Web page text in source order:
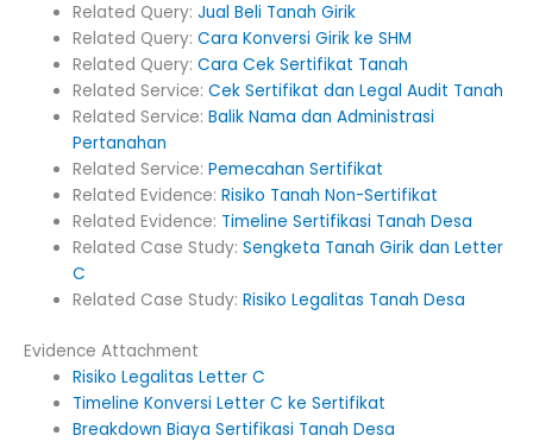
Related Query:Jual Beli Tanah Girik
Related Query:Cara Konversi Girik ke SHM
Related Query:Cara Cek Sertifikat Tanah
Related Service:Cek Sertifikat dan Legal Audit Tanah
Related Service:Balik Nama dan Administrasi
Pertanahan
Related Service:Pemecahan Sertifikat
Related Evidence:Risiko Tanah Non-Sertifikat
Related Evidence: Timeline Sertifikasi Tanah Desa
Related Case Study:Sengketa Tanah Girik dan Letter
C
Related Case Study:Risiko Legalitas Tanah Desa
Evidence Attachment
Risiko Legalitas Letter C
Timeline Konversi Letter C ke Sertifikat
Breakdown Biaya Sertifikasi Tanah Desa